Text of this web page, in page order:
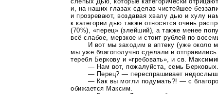
и, на наших глазах сделав чистейшее
и прозревают, воздавая хвалу дью и хулу
к категории дью также относятся очень
(70%), «перец» (злейший), а также менее
всё слабое, мерзкое и стоит рублей по
И вот мы заходим в аптеку (уже около
мы уже благополучно сделали и
теребя Беркову и «гребовать», и св.
— Нам вот, пожалуйста, семь
— Перец? — переспрашивает
— Как вы могли подумать?! — с
обижается Максим.